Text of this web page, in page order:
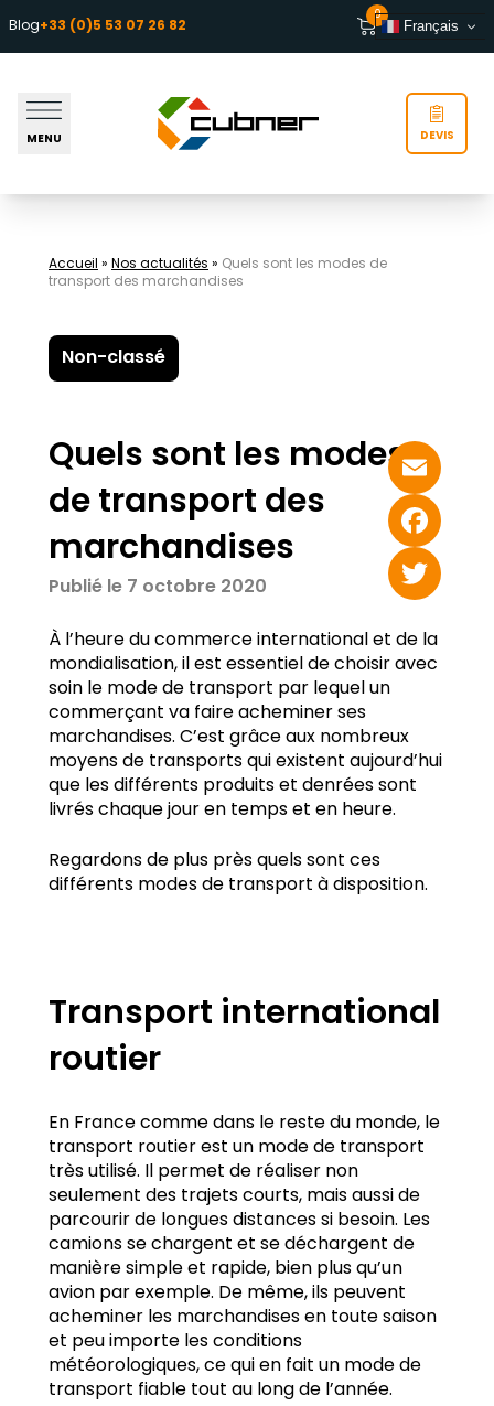
Aller au contenu
Blog+33 (0)5 53 07 26 82
0
Français
MENU DEVIS
Accueil» Nos actualités» Quels sont les modes de
transport des marchandises
Email
Facebook
Twitter
Non-classé
Quels sont les modes
de transport des
marchandises
Publié le 7 octobre 2020
À l’heure du commerce international et de la
mondialisation, il est essentiel de choisir avec
soin le mode de transport par lequel un
commerçant va faire acheminer ses
marchandises. C’est grâce aux nombreux
moyens de transports qui existent aujourd’hui
que les différents produits et denrées sont
livrés chaque jour en temps et en heure.
Regardons de plus près quels sont ces
différents modes de transport à disposition.
Transport international
routier
En France comme dans le reste du monde, le
transport routier est un mode de transport
très utilisé. Il permet de réaliser non
seulement des trajets courts, mais aussi de
parcourir de longues distances si besoin. Les
camions se chargent et se déchargent de
manière simple et rapide, bien plus qu’un
avion par exemple. De même, ils peuvent
acheminer les marchandises en toute saison
et peu importe les conditions
météorologiques, ce qui en fait un mode de
transport fiable tout au long de l’année.